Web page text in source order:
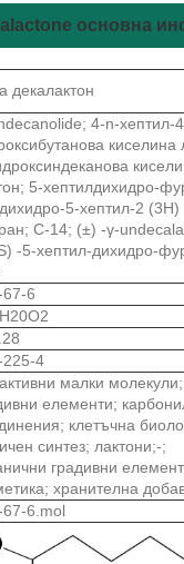
основна
декалактон
4-n-хептил-
киселина
5-хептилдихидро-
5-хептил-2 (3H)
C-14; (±) -γ-
-5-хептил-дихидро-
67-6
225-4
малки молекули;
елементи;
клетъчна
синтез; лактони;-;
градивни
хранителна
67-6.mol